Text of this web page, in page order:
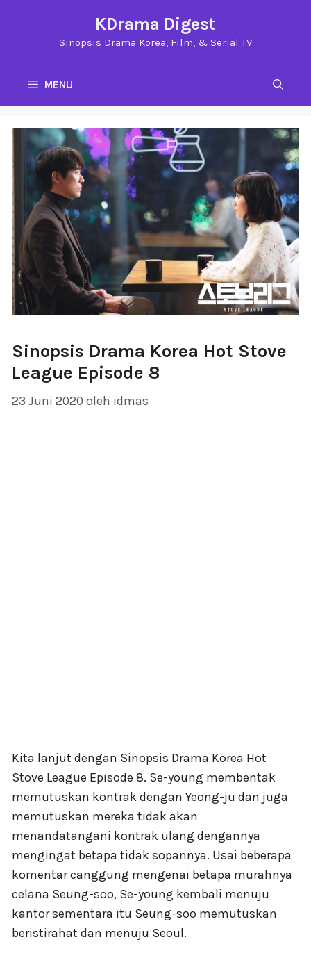
KDrama Digest
Sinopsis Drama Korea, Film, & Serial TV
MENU
Sinopsis Drama Korea Hot Stove
League Episode 8
23 Juni 2020 oleh idmas
Kita lanjut dengan Sinopsis Drama Korea Hot
Stove League Episode 8. Se-young membentak
memutuskan kontrak dengan Yeong-ju dan juga
memutuskan mereka tidak akan
menandatangani kontrak ulang dengannya
mengingat betapa tidak sopannya. Usai beberapa
komentar canggung mengenai betapa murahnya
celana Seung-soo, Se-young kembali menuju
kantor sementara itu Seung-soo memutuskan
beristirahat dan menuju Seoul.